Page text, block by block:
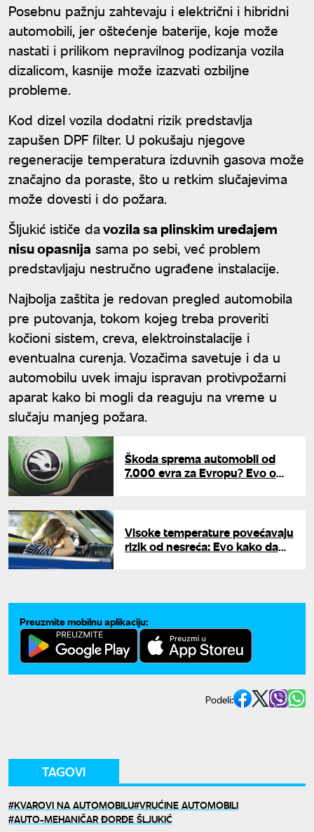
Posebnu pažnju zahtevaju i električni i hibridni
automobili, jer oštećenje baterije, koje može
nastati i prilikom nepravilnog podizanja vozila
dizalicom, kasnije može izazvati ozbiljne
probleme.
Kod dizel vozila dodatni rizik predstavlja
zapušen DPF filter. U pokušaju njegove
regeneracije temperatura izduvnih gasova može
značajno da poraste, što u retkim slučajevima
može dovesti i do požara.
Šljukić ističe davozila sa plinskim uređajem
nisu opasnija sama po sebi, već problem
predstavljaju nestručno ugrađene instalacije.
Najbolja zaštita je redovan pregled automobila
pre putovanja, tokom kojeg treba proveriti
kočioni sistem, creva, elektroinstalacije i
eventualna curenja. Vozačima savetuje i da u
automobilu uvek imaju ispravan protivpožarni
aparat kako bi mogli da reaguju na vreme u
slučaju manjeg požara.
Škoda sprema automobil od
7.000 evra za Evropu? Evo o
Visoke temperature povećavaju
rizik od nesreća: Evo kako da
Preuzmite mobilnu aplikaciju:
Podeli:
TAGOVI
KVAROVI NA AUTOMOBILU VRUĆINE AUTOMOBILI
AUTO-MEHANIČAR ĐORĐE ŠLJUKIĆ